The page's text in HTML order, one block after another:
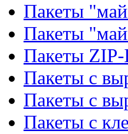
Пакеты
Пакеты
Пакеты
Пакеты с
Пакеты с
Пакеты с